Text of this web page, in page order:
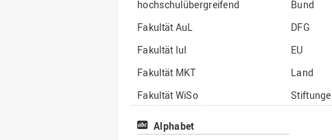
hochschulübergreifend
Fakultät AuL
Fakultät IuI
Fakultät MKT
Fakultät WiSo
Institut für Musik
Bund
DFG
EU
Land
Alphabet